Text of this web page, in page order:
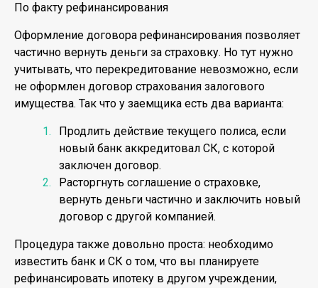
По факту рефинансирования
Оформление договора рефинансирования позволяет
частично вернуть деньги за страховку. Но тут нужно
учитывать, что перекредитование невозможно, если
не оформлен договор страхования залогового
имущества. Так что у заемщика есть два варианта:
Продлить действие текущего полиса, если
новый банк аккредитовал СК, с которой
заключен договор.
Расторгнуть соглашение о страховке,
вернуть деньги частично и заключить новый
договор с другой компанией.
Процедура также довольно проста: необходимо
известить банк и СК о том, что вы планируете
рефинансировать ипотеку в другом учреждении,